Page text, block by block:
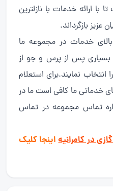
با ارائه خدمات با نازلترین
بازگرداند.
خدمات در مجموعه ما
بسیاری پس از پرس و جو از
نمایند.برای استعلام
خدماتی ما کافی است ما در
تماس مجموعه در تماس
در کامرانیهاینجا کلیک